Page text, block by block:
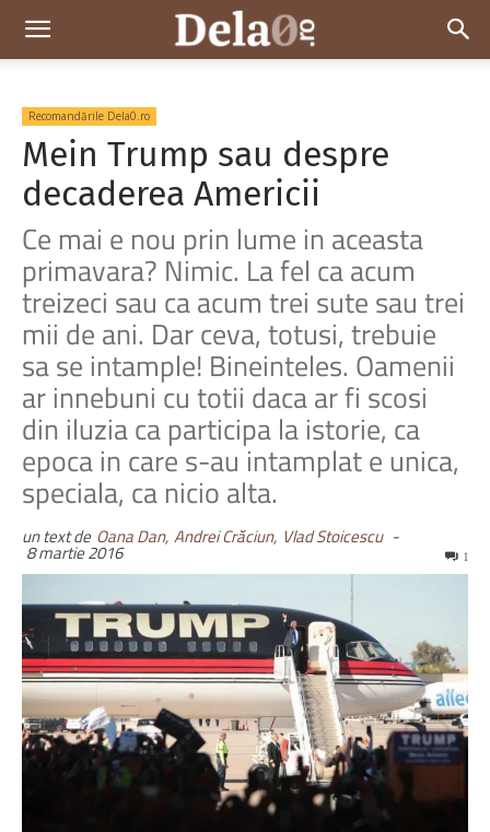
Dela0
Recomandările Dela0.ro
Mein Trump sau despre
decaderea Americii
Ce mai e nou prin lume in aceasta
primavara? Nimic. La fel ca acum
treizeci sau ca acum trei sute sau trei
mii de ani. Dar ceva, totusi, trebuie
sa se intample! Bineinteles. Oamenii
ar innebuni cu totii daca ar fi scosi
din iluzia ca participa la istorie, ca
epoca in care s-au intamplat e unica,
speciala, ca nicio alta.
un text de Oana Dan, Andrei Crăciun, Vlad Stoicescu -
8 martie 2016 1